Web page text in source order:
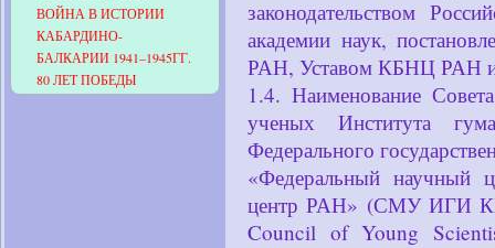
ВОЙНА В ИСТОРИИ
КАБАРДИНО-
БАЛКАРИИ 1941–1945ГГ.
80 ЛЕТ ПОБЕДЫ
законодательством
академии наук,
РАН, Уставом КБНЦ РАН
1.4. Наименование
ученых Института
Федерального
«Федеральный научный
центр РАН» (СМУ ИГИ
Council of Young